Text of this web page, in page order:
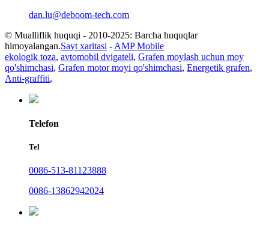
dan.lu@deboom-tech.com
© Mualliflik huquqi - 2010-2025: Barcha huquqlar
himoyalangan.Sayt xaritasi - AMP Mobile
ekologik toza, avtomobil dvigateli, Grafen moylash uchun moy
qo'shimchasi, Grafen motor moyi qo'shimchasi, Energetik grafen,
Anti-graffiti,
Telefon
Tel
0086-513-81123888
0086-13862942024